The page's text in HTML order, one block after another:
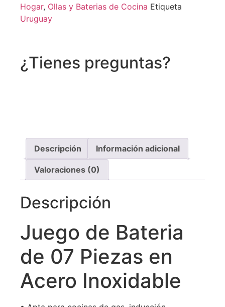
Hogar, Ollas y Baterias de Cocina Etiqueta
Uruguay
¿Tienes preguntas?
Descripción Información adicional
Valoraciones (0)
Descripción
Juego de Bateria
de 07 Piezas en
Acero Inoxidable